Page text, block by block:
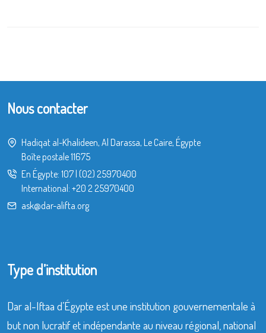
Nous contacter
Hadiqat al-Khalideen, Al Darassa, Le Caire, Égypte
Boîte postale 11675
En Égypte: 107| (02) 25970400
International: +20 2 25970400
ask@dar-alifta.org
Type d’institution
Dar al-Iftaa d’Égypte est une institution gouvernementale à
but non lucratif et indépendante au niveau régional, national